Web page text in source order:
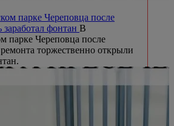
парке Череповца после
фонтан В
парке Череповца после
торжественно открыли